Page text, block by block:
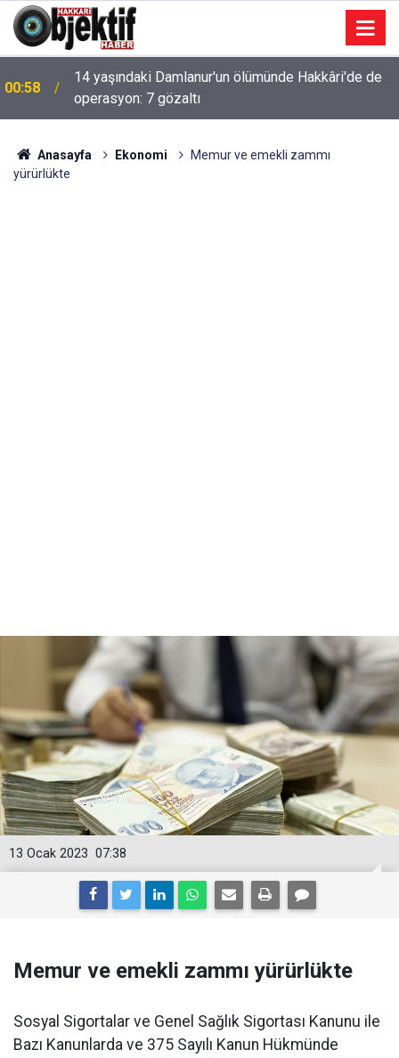
00:58
14 yaşındaki Damlanur'un ölümünde Hakkâri'de de
operasyon: 7 gözaltı
Anasayfa Ekonomi
Memur ve emekli zammı
yürürlükte
07:38
13 Ocak 2023
Memur ve emekli zammı yürürlükte
Sosyal Sigortalar ve Genel Sağlık Sigortası Kanunu ile
Bazı Kanunlarda ve 375 Sayılı Kanun Hükmünde